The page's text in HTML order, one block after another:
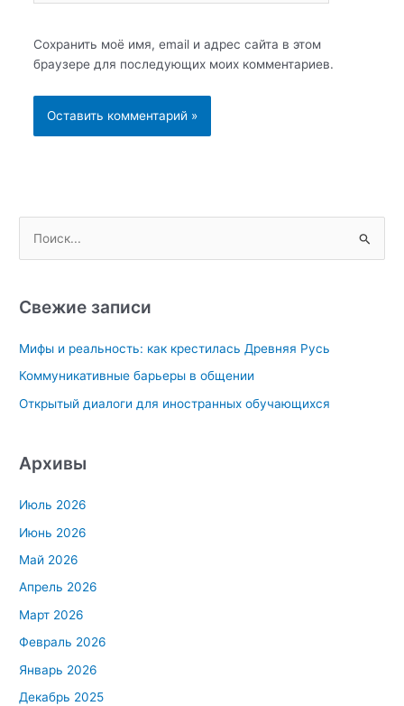
Сохранить моё имя, email и адрес сайта в этом
браузере для последующих моих комментариев.
с
:
Свежие записи
Мифы и реальность: как крестилась Древняя Русь
Коммуникативные барьеры в общении
Открытый диалоги для иностранных обучающихся
Архивы
Июль 2026
Июнь 2026
Май 2026
Апрель 2026
Март 2026
Февраль 2026
Январь 2026
Декабрь 2025